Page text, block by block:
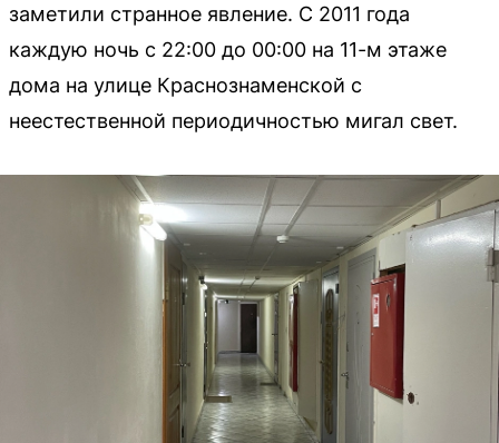
заметили странное явление. С 2011 года
каждую ночь с 22:00 до 00:00 на 11-м этаже
дома на улице Краснознаменской с
неестественной периодичностью мигал свет.